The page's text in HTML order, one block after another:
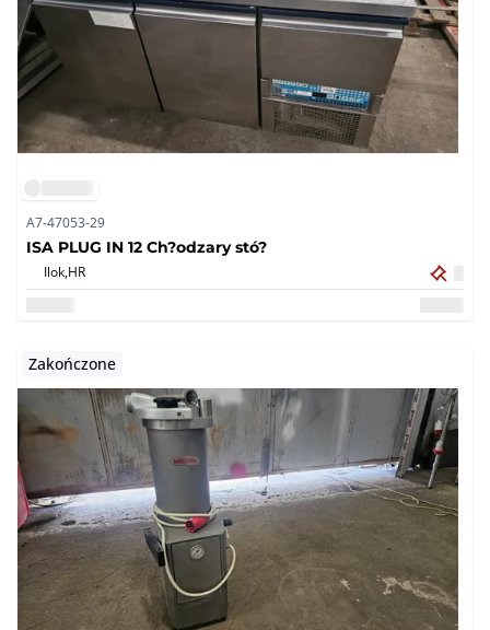
A7-47053-29
ISA PLUG IN 12 Ch?odzary stó?
Ilok,HR
Zakończone